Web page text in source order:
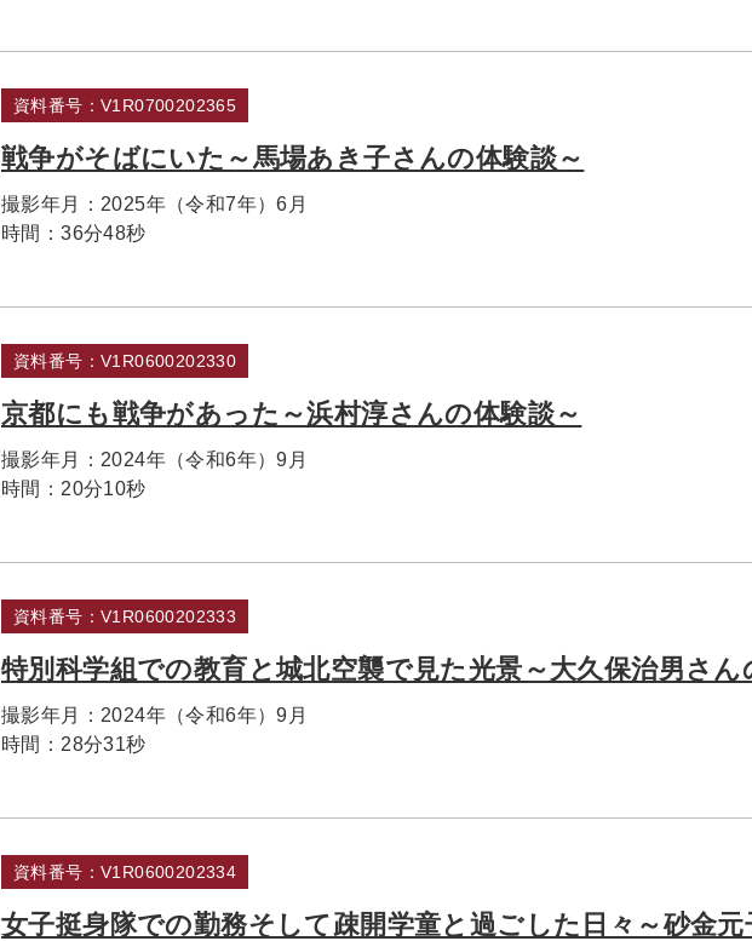
資料番号：V1R0700202365
戦争がそばにいた～馬場あき子さんの体験談～
撮影年月： 2025年（令和7年）6月
時間：36分48秒
資料番号：V1R0600202330
京都にも戦争があった～浜村淳さんの体験談～
撮影年月： 2024年（令和6年）9月
時間： 20分10秒
資料番号：V1R0600202333
特別科学組での教育と城北空襲で見た光景～大久保治男さん
撮影年月： 2024年（令和6年）9月
時間： 28分31秒
資料番号：V1R0600202334
女子挺身隊での勤務そして疎開学童と過ごした日々～砂金